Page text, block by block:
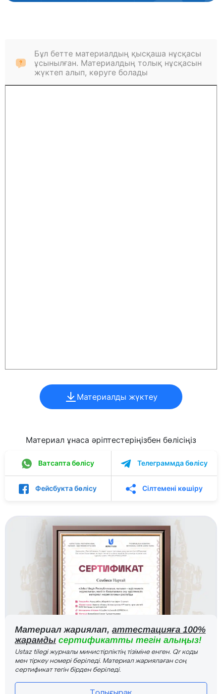
Бұл бетте материалдың қысқаша нұсқасы
ұсынылған. Материалдың толық нұсқасын
жүктеп алып, көруге болады
Материалды жүктеу
Материал ұнаса әріптестеріңізбен бөлісіңіз
Ватсапта бөлісу Телеграммда бөлісу
Фейсбукта бөлісу Сілтемені көшіру
Материал жариялап, аттестацияға 100%
жарамды сертификатты тегін алыңыз!
Ustaz tilegi журналы министірліктің тізіміне енген. Qr коды
мен тіркеу номері беріледі. Материал жариялаған соң
сертификат тегін бірден беріледі.